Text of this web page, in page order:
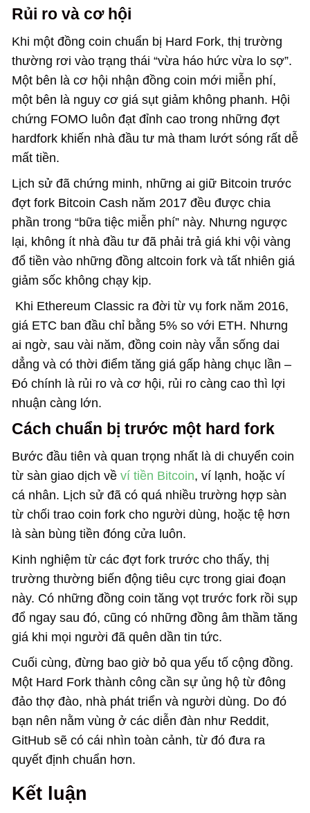
Rủi ro và cơ hội
Khi một đồng coin chuẩn bị Hard Fork, thị trường
thường rơi vào trạng thái “vừa háo hức vừa lo sợ”.
Một bên là cơ hội nhận đồng coin mới miễn phí,
một bên là nguy cơ giá sụt giảm không phanh. Hội
chứng FOMO luôn đạt đỉnh cao trong những đợt
hardfork khiến nhà đầu tư mà tham lướt sóng rất dễ
mất tiền.
Lịch sử đã chứng minh, những ai giữ Bitcoin trước
đợt fork Bitcoin Cash năm 2017 đều được chia
phần trong “bữa tiệc miễn phí” này. Nhưng ngược
lại, không ít nhà đầu tư đã phải trả giá khi vội vàng
đổ tiền vào những đồng altcoin fork và tất nhiên giá
giảm sốc không chạy kịp.
Khi Ethereum Classic ra đời từ vụ fork năm 2016,
giá ETC ban đầu chỉ bằng 5% so với ETH. Nhưng
ai ngờ, sau vài năm, đồng coin này vẫn sống dai
dẳng và có thời điểm tăng giá gấp hàng chục lần –
Đó chính là rủi ro và cơ hội, rủi ro càng cao thì lợi
nhuận càng lớn.
Cách chuẩn bị trước một hard fork
Bước đầu tiên và quan trọng nhất là di chuyển coin
từ sàn giao dịch về ví tiền Bitcoin, ví lạnh, hoặc ví
cá nhân. Lịch sử đã có quá nhiều trường hợp sàn
từ chối trao coin fork cho người dùng, hoặc tệ hơn
là sàn bùng tiền đóng cửa luôn.
Kinh nghiệm từ các đợt fork trước cho thấy, thị
trường thường biến động tiêu cực trong giai đoạn
này. Có những đồng coin tăng vọt trước fork rồi sụp
đổ ngay sau đó, cũng có những đồng âm thầm tăng
giá khi mọi người đã quên dần tin tức.
Cuối cùng, đừng bao giờ bỏ qua yếu tố cộng đồng.
Một Hard Fork thành công cần sự ủng hộ từ đông
đảo thợ đào, nhà phát triển và người dùng. Do đó
bạn nên nằm vùng ở các diễn đàn như Reddit,
GitHub sẽ có cái nhìn toàn cảnh, từ đó đưa ra
quyết định chuẩn hơn.
Kết luận